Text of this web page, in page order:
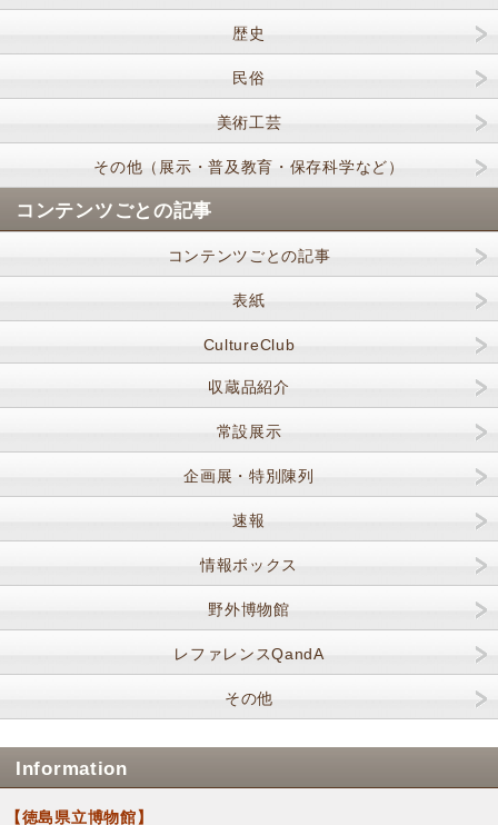
歴史
民俗
美術工芸
その他（展示・普及教育・保存科学など）
コンテンツごとの記事
コンテンツごとの記事
表紙
CultureClub
収蔵品紹介
常設展示
企画展・特別陳列
速報
情報ボックス
野外博物館
レファレンスQandA
その他
Information
【徳島県立博物館】